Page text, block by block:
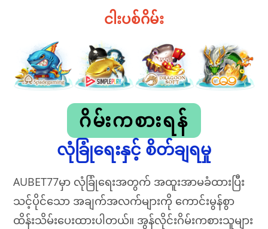
ငါးပစ်ဂိမ်း
ဂိမ်းကစားရန်
လုံခြုံရေးနှင့် စိတ်ချရမှု
AUBET77မှာ လုံခြုံရေးအတွက် အထူးအာမခံထားပြီး
သင့်ပိုင်သော အချက်အလက်များကို ကောင်းမွန်စွာ
ထိန်းသိမ်းပေးထားပါတယ်။ အွန်လိုင်းဂိမ်းကစားသူများ